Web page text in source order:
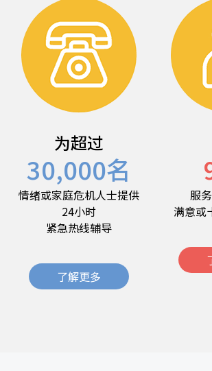
为超过
30,000名
情绪或家庭危机人士提供
24小时
紧急热线辅导
了解更多
服
满意或